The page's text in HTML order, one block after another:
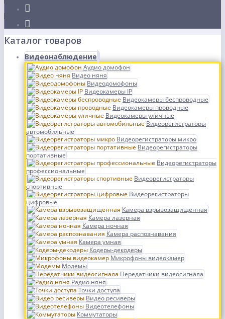
Каталог товаров
Видеонаблюдение
Аудио домофон
Видео няня
Видеодомофоны
Видеокамеры IP
Видеокамеры беспроводные
Видеокамеры проводные
Видеокамеры уличные
Видеорегистраторы
автомобильные
Видеорегистраторы микро
Видеорегистраторы
портативные
Видеорегистраторы
профессиональные
Видеорегистраторы
спортивные
Видеорегистраторы
цифровые
Камера взрывозащищенная
Камера лазерная
Камера ночная
Камера распознавания
Камера умная
Кодеры-декодеры
Микрофоны видеокамер
Модемы
Передатчики видеосигнала
Радио няня
Точки доступа
Видео ресиверы
Видеотелефоны
Коммутаторы